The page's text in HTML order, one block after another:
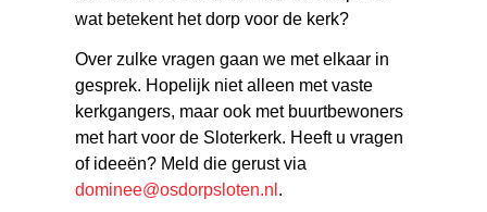
wat betekent het dorp voor de kerk?
Over zulke vragen gaan we met elkaar in
gesprek. Hopelijk niet alleen met vaste
kerkgangers, maar ook met buurtbewoners
met hart voor de Sloterkerk. Heeft u vragen
of ideeën? Meld die gerust via
dominee@osdorpsloten.nl .